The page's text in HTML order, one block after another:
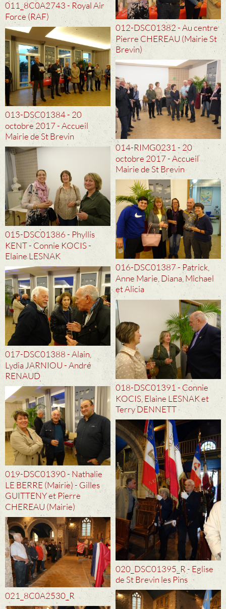
011_8C0A2743 - Royal Air
Force (RAF)
012-DSC01382 - Au centre
Pierre CHEREAU (Mairie St
Brevin)
013-DSC01384 - 20
octobre 2017 - Accueil
Mairie de St Brevin
014-RIMG0231 - 20
octobre 2017 - Accueil
Mairie de St Brevin
015-DSC01386 - Phyllis
KENT - Connie KOCIS -
Elaine LESNAK
016-DSC01387 - Patrick,
Anne Marie, Diana, Michael
et Alicia
017-DSC01388 - Alain,
Lydia JARNIOU - André
RENAUD
018-DSC01391 - Connie
KOCIS, Elaine LESNAK et
Terry DENNETT
019-DSC01390 - Nathalie
LE BERRE (Mairie) - Gilles
GUITTENY et Pierre
CHEREAU (Mairie)
020_DSC01395_R - Eglise
de St Brevin les Pins
021_8C0A2530_R